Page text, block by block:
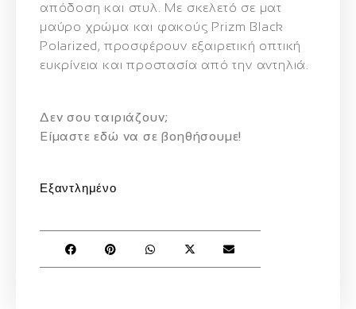
απόδοση και στυλ. Με σκελετό σε ματ
μαύρο χρώμα και φακούς Prizm Black
Polarized, προσφέρουν εξαιρετική οπτική
ευκρίνεια και προστασία από την αντηλιά.
Δεν σου ταιριάζουν;
Eίμαστε εδώ να σε βοηθήσουμε!
Εξαντλημένο